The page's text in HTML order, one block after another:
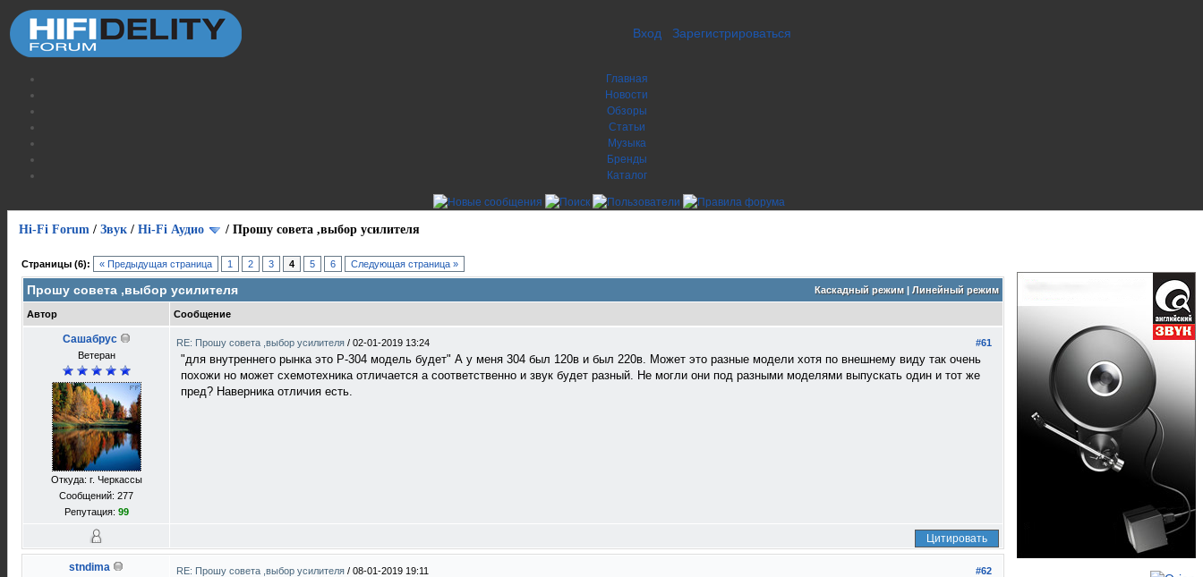
Вход Зарегистрироваться
Главная
Новости
Обзоры
Статьи
Музыка
Бренды
Каталог
Hi-Fi Forum / Звук / Hi-Fi Аудио / Прошу совета ,выбор усилителя
Страницы (6): « Предыдущая страница 1 2 3 4 5 6 Следующая страница »
Каскадный режим| Линейный режим
Прошу совета ,выбор усилителя
Автор Сообщение
Сашабрус
Ветеран
Откуда: г. Черкассы
Сообщений: 277
Репутация: 99
#61
RE: Прошу совета ,выбор усилителя / 02-01-2019 13:24
"для внутреннего рынка это Р-304 модель будет" А у меня 304 был 120в и был 220в. Может это разные модели хотя по внешнему виду так очень
похожи но может схемотехника отличается а соответственно и звук будет разный. Не могли они под разными моделями выпускать один и тот же
пред? Наверника отличия есть.
Цитировать
stndima #62
RE: Прошу совета ,выбор усилителя / 08-01-2019 19:11